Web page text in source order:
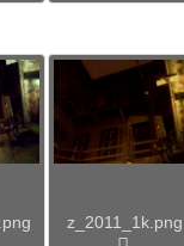
z_2011_1k.png